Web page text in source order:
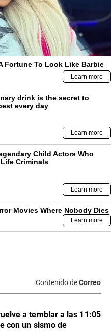
Contenido deCorreo
a temblar a las 11:05
con un sismo de